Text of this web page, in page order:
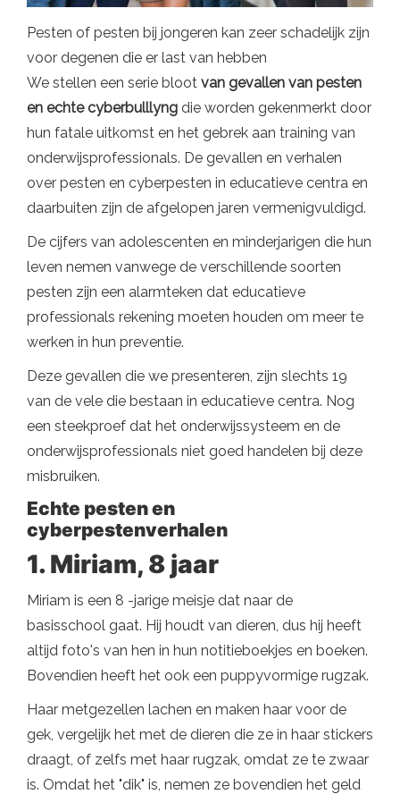
Pesten of pesten bij jongeren kan zeer schadelijk zijn
voor degenen die er last van hebben
We stellen een serie bloot van gevallen van pesten
en echte cyberbulllyng die worden gekenmerkt door
hun fatale uitkomst en het gebrek aan training van
onderwijsprofessionals. De gevallen en verhalen
over pesten en cyberpesten in educatieve centra en
daarbuiten zijn de afgelopen jaren vermenigvuldigd.
De cijfers van adolescenten en minderjarigen die hun
leven nemen vanwege de verschillende soorten
pesten zijn een alarmteken dat educatieve
professionals rekening moeten houden om meer te
werken in hun preventie.
Deze gevallen die we presenteren, zijn slechts 19
van de vele die bestaan ​​in educatieve centra. Nog
een steekproef dat het onderwijssysteem en de
onderwijsprofessionals niet goed handelen bij deze
misbruiken.
Echte pesten en
cyberpestenverhalen
1. Miriam, 8 jaar
Miriam is een 8 -jarige meisje dat naar de
basisschool gaat. Hij houdt van dieren, dus hij heeft
altijd foto's van hen in hun notitieboekjes en boeken.
Bovendien heeft het ook een puppyvormige rugzak.
Haar metgezellen lachen en maken haar voor de
gek, vergelijk het met de dieren die ze in haar stickers
draagt, of zelfs met haar rugzak, omdat ze te zwaar
is. Omdat het "dik" is, nemen ze bovendien het geld